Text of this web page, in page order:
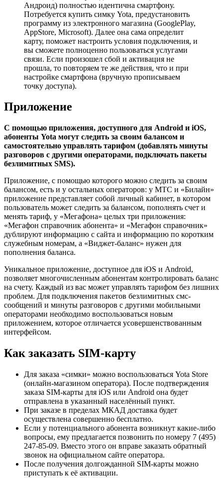
Андроид) полностью идентична смартфону.
Потребуется купить симку Yota, предустановить
программу из электронного магазина (GooglePlay,
AppStore, Microsoft). Далее она сама определит
карту, поможет настроить условия подключения, и
вы сможете полноценно пользоваться услугами
связи. Если произошел сбой и активация не
прошла, то повторяем те же действия, что и при
настройке смартфона (вручную прописываем
точку доступа).
Приложение
С помощью приложения, доступного для Android и iOS,
абоненты Yota могут следить за своим балансом и
самостоятельно управлять тарифом (добавлять минуты
разговоров с другими операторами, подключать пакеты
безлимитных SMS).
Приложение, с помощью которого можно следить за своим
балансом, есть и у остальных операторов: у МТС и «Билайн»
приложение представляет собой личный кабинет, в котором
пользователь может следить за балансом, пополнять счет и
менять тариф, у «Мегафона» целых три приложения:
«Мегафон справочник абонента» и «Мегафон справочник»
дублируют информацию с сайта и информацию по коротким
служебным номерам, а «Виджет-баланс» нужен для
пополнения баланса.
Уникальное приложение, доступное для iOS и Android,
позволяет многочисленным абонентам контролировать баланс
на счету. Каждый из вас может управлять тарифом без лишних
проблем. Для подключения пакетов безлимитных смс-
сообщений и минуты разговоров с другими мобильными
операторами необходимо воспользоваться новым
приложением, которое отличается усовершенствованным
интерфейсом.
Как заказать SIM-карту
Для заказа «симки» можно воспользоваться Yota Store
(онлайн-магазином оператора). После подтверждения
заказа SIM-карты для iOS или Android она будет
отправлена в указанный населённый пункт.
При заказе в пределах МКАД доставка будет
осуществлена совершенно бесплатно.
Если у потенциального абонента возникнут какие-либо
вопросы, ему предлагается позвонить по номеру 7 (495)
247-85-09. Вместо этого он вправе заказать обратный
звонок на официальном сайте оператора.
После получения долгожданной SIM-карты можно
приступать к её активации.